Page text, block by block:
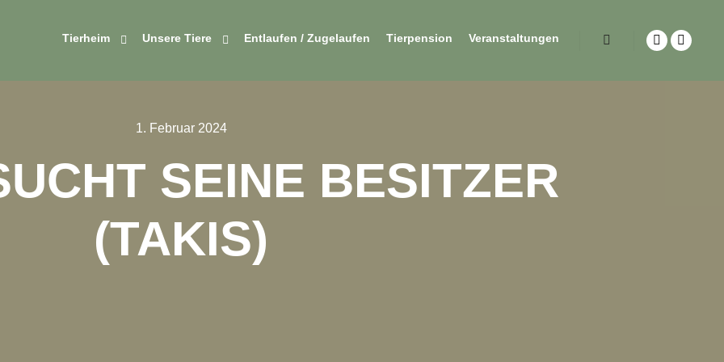
Tierheim Unsere Tiere Entlaufen / Zugelaufen Tierpension Veranstaltungen
1. Februar 2024
SEINE BESITZER
(TAKIS)